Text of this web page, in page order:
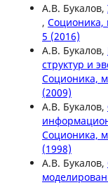
А.В. Букалов,
, Соционика,
5 (2016)
А.В. Букалов,
структур и
Соционика,
(2009)
А.В. Букалов,
Соционика,
(1998)
А.В. Букалов,